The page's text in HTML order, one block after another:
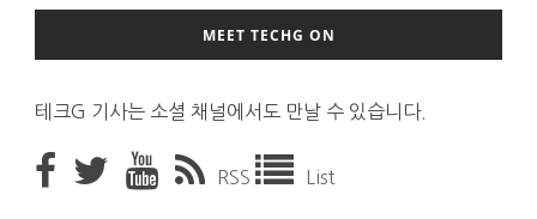
MEET TECHG ON
테크G 기사는 소셜 채널에서도 만날 수 있습니다.
RSS List